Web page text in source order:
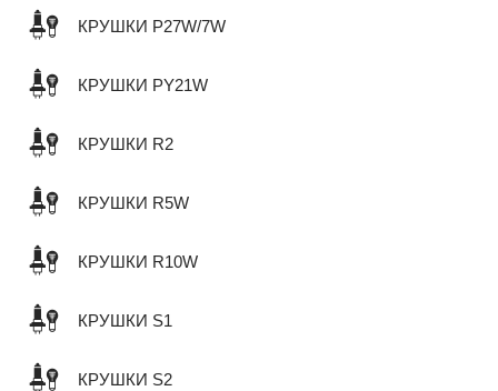
КРУШКИ P27W/7W
КРУШКИ PY21W
КРУШКИ R2
КРУШКИ R5W
КРУШКИ R10W
КРУШКИ S1
КРУШКИ S2